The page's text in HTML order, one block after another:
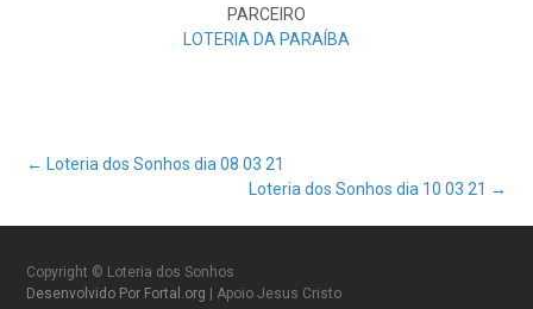
PARCEIRO
LOTERIA DA PARAÍBA
Post
navigation
← Loteria dos Sonhos dia 08 03 21
Loteria dos Sonhos dia 10 03 21 →
Copyright © Loteria dos Sonhos
Desenvolvido Por Fortal.org
| Apoio Jesus Cristo